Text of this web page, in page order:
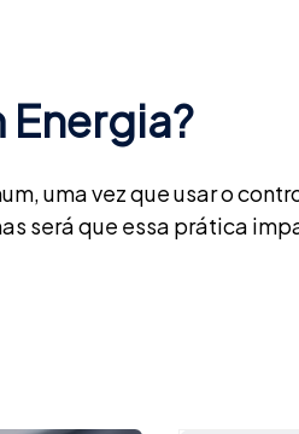
uma vez que usar o
será que essa prática